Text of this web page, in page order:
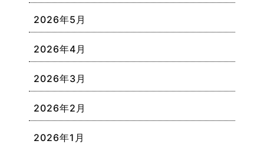
2026年5月
2026年4月
2026年3月
2026年2月
2026年1月